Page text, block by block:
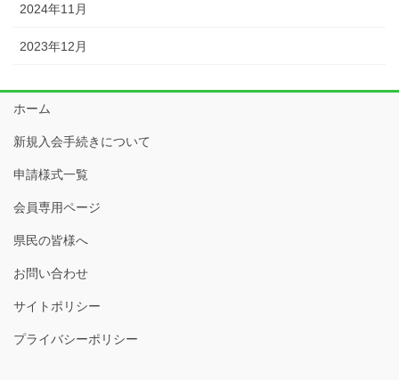
2024年11月
2023年12月
ホーム
新規入会手続きについて
申請様式一覧
会員専用ページ
県民の皆様へ
お問い合わせ
サイトポリシー
プライバシーポリシー